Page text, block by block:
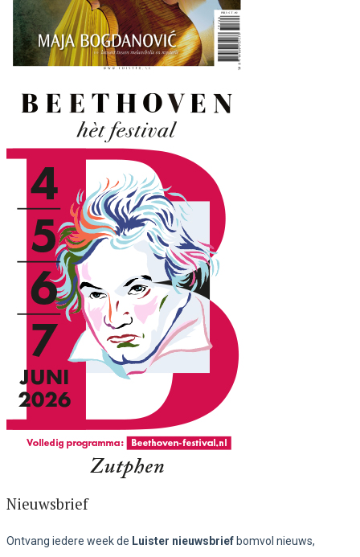
Nieuwsbrief
Ontvang iedere week de Luister nieuwsbrief bomvol nieuws,